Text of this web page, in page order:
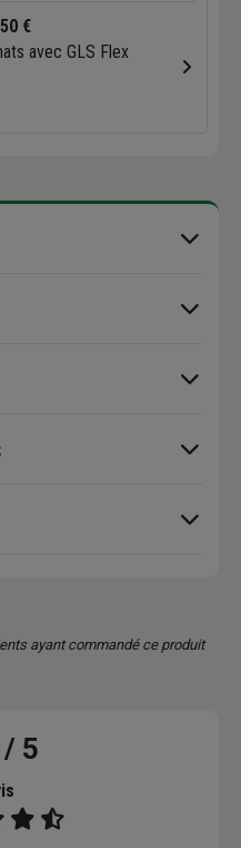
€
avec GLS Flex
ayant commandé ce produit
/ 5